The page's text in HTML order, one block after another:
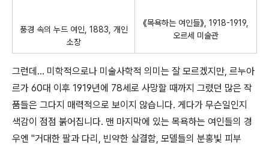
풍경 속의 누드 여인, 1883, 개인
소장
《목욕하는 여인들》, 1918-1919,
오르세 미술관
그런데... 미학적으로나 미술사학적 의미는 잘 모르겠지만, 르누아
르가 60대 이후 1919년에 78세로 사망할 때까지 그렸던 많은 작
품들은 그다지 매력적으로 보이지 않습니다. 게다가 무슨일인지
색감이 점점 붉어집니다. 맨 마지막에 있는 목욕하는 여인들의 경
우엔 "거대한 팔과 다리, 빈약한 살결함, 모델들의 분홍빛 피부